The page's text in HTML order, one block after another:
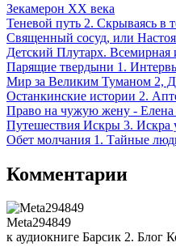
Зекамерон XX века
Теневой путь 2. Скрываясь в
Священный сосуд, или
Детский Плутарх. Всемирная
Парящие твердыни 1.
Мир за Великим Туманом 2,
Останкинские истории 2.
Право на чужую жену - Елена
Путешествия Искры 3. Искра
Обет молчания 1. Тайные
Комментарии
Meta294849
к аудиокниге Барсик 2. Блог